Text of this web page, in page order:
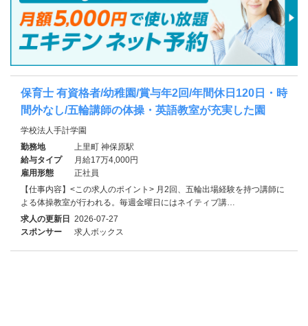
保育士 有資格者/幼稚園/賞与年2回/年間休日120日・時
間外なし/五輪講師の体操・英語教室が充実した園
学校法人手計学園
勤務地
上里町 神保原駅
給与タイプ
月給17万4,000円
雇用形態
正社員
【仕事内容】<この求人のポイント> 月2回、五輪出場経験を持つ講師に
よる体操教室が行われる。毎週金曜日にはネイティブ講…
求人の更新日 2026-07-27
スポンサー
求人ボックス